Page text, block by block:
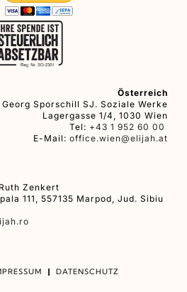
Österreich
Sporschill SJ. Soziale Werke
Lagergasse 1/4, 1030 Wien
Tel: +43 1 952 60 00
E-Mail: office.wien@elijah.at
Zenkert
111, 557135 Marpod, Jud. Sibiu
DATENSCHUTZ